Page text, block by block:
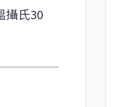
攝氏30